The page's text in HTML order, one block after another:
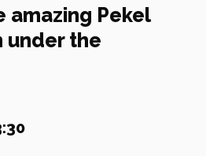
amazing Pekel
under the